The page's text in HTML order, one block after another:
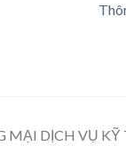
DỊCH VỤ KỸ